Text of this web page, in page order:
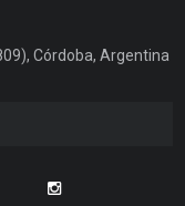
Córdoba, Argentina